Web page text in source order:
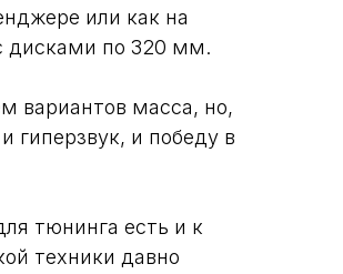
или как на
дисками по 320 мм.
вариантов масса, но,
гиперзвук, и победу в
тюнинга есть и к
техники давно